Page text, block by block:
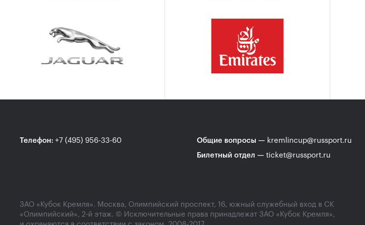
Телефон: +7 (495) 956-33-60 Общие вопросы — kremlincup@russport.ru
Билетный отдел — ticket@russport.ru
ЗАО «Кубок Кремля». Москва, Олимпийский проспект, 16, южный служебный вход в СК
«Олимпийский», 2-й этаж. © Исключительные права принадлежат ЗАО «Кубок Кремля»,